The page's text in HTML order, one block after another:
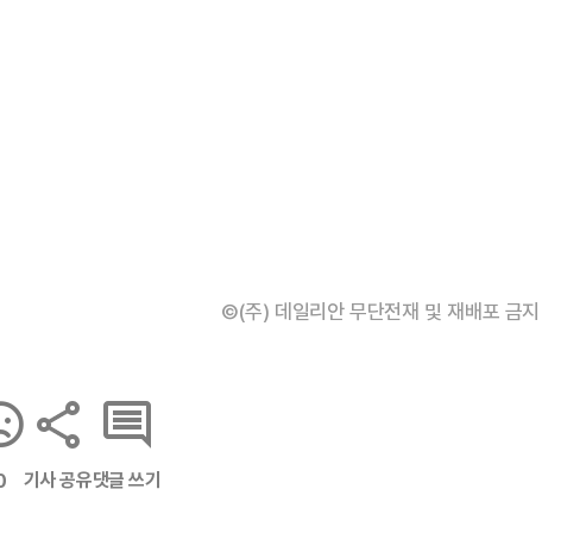
©(주) 데일리안 무단전재 및 재배포 금지
기사 공유댓글 쓰기